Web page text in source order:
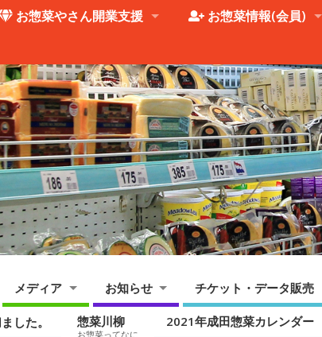
お惣菜やさん開業支援 お惣菜情報(会員)
メディア お知らせ チケット・データ販売
した。 惣菜川柳
お惣菜ってなに
2021年成田惣菜カレンダー